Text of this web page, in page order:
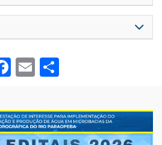
Facebook
Email